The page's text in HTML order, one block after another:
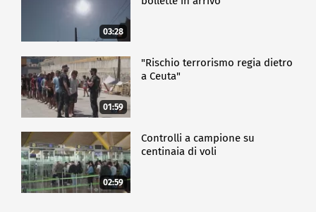
SPETTACOLO
03:28
01:59
"Rischio terrorismo regia dietro
a Ceuta"
02:59
Controlli a campione su
centinaia di voli